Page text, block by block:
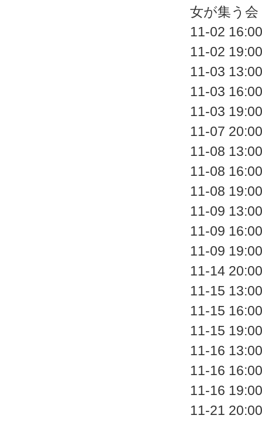
女が集う会
11-02
11-02
11-03
11-03
11-03
11-07
11-08
11-08
11-08
11-09
11-09
11-09
11-14
11-15
11-15
11-15
11-16
11-16
11-16
11-21